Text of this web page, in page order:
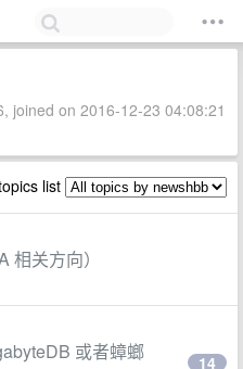
joined on 2016-12-23 04:08:21
list
关方向）
或者蟑螂
14